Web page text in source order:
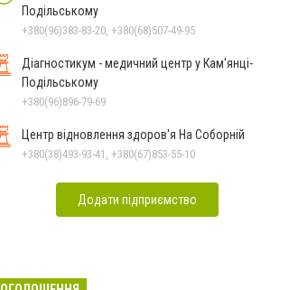
Подільському
+380(96)383-83-20, +380(68)507-49-95
Діагностикум - медичний центр у Кам'янці-
Подільському
+380(96)896-79-69
Центр відновлення здоров'я На Соборній
+380(38)493-93-41, +380(67)853-55-10
Додати підприємство